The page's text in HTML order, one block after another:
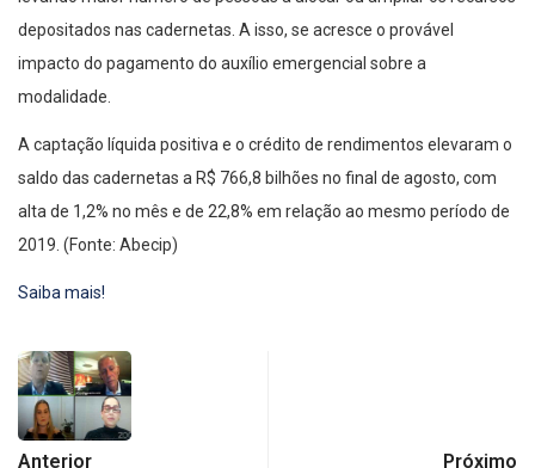
depositados nas cadernetas. A isso, se acresce o provável
impacto do pagamento do auxílio emergencial sobre a
modalidade.
A captação líquida positiva e o crédito de rendimentos elevaram o
saldo das cadernetas a R$ 766,8 bilhões no final de agosto, com
alta de 1,2% no mês e de 22,8% em relação ao mesmo período de
2019. (Fonte: Abecip)
Saiba mais!
Anterior Próximo